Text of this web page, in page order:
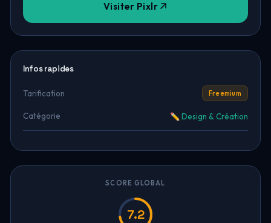
Visiter Pixlr
Infos rapides
Tarification Freemium
Catégorie ✏️ Design & Création
SCORE GLOBAL
7.2